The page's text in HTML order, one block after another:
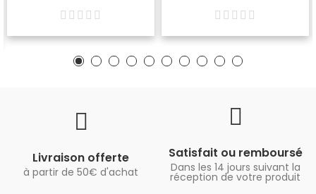
Livraison offerte
à partir de 50€ d'achat
Satisfait ou remboursé
Dans les 14 jours suivant la
réception de votre produit